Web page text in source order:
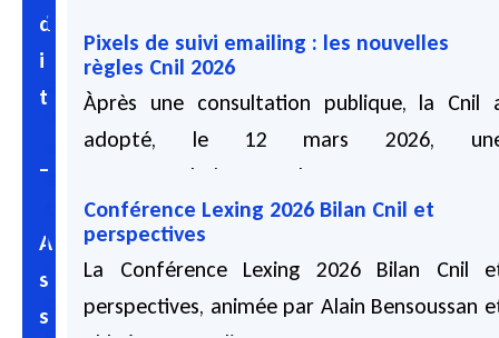
d
i
t
–
A
s
s
t
e
l
i
Pixels de suivi emailing : les nouvelles
règles Cnil 2026
Àprès une consultation publique, la Cnil
adopté, le 12 mars 2026,
recommandation encadrant...
05 08 2026
Conférence Lexing 2026 Bilan Cnil et
perspectives
La Conférence Lexing 2026 Bilan Cnil
perspectives, animée par Alain Bensoussan